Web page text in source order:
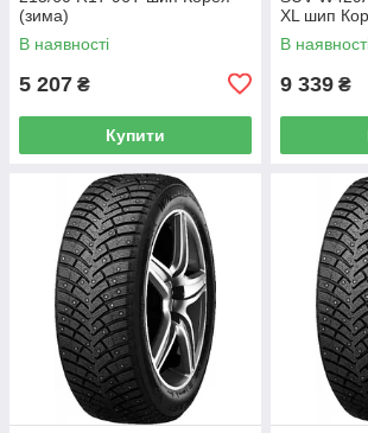
(зима)
В наявності
5 207 ₴
Купити
XL шип
В
9 339 ₴